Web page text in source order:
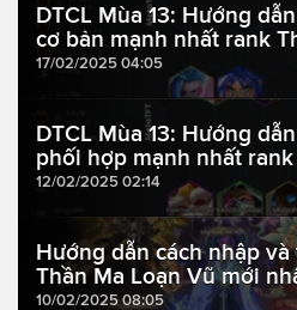
DTCL Mùa 13: Hướng
cơ bản mạnh nhất rank
17/02/2025 04:05
DTCL Mùa 13: Hướng
phối hợp mạnh nhất
12/02/2025 02:14
Hướng dẫn cách nhập
Thần Ma Loạn Vũ mới
10/02/2025 08:05